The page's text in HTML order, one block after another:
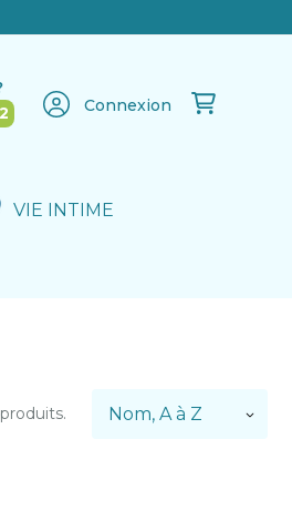
Connexion
VIE INTIME